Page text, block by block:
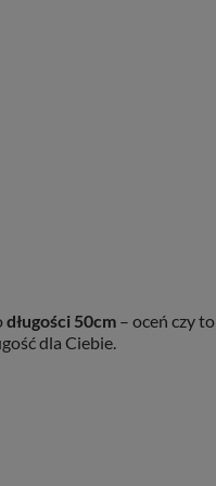
długości 50cm– oceń czy to
dla Ciebie.